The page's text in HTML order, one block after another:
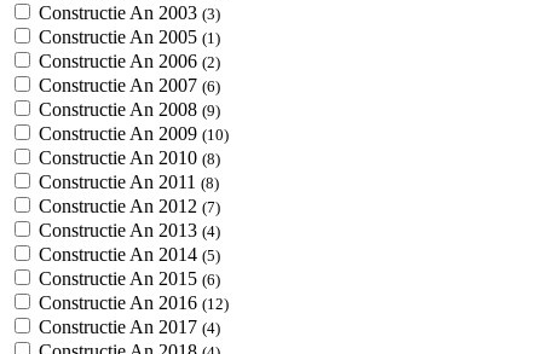
Constructie An 2003 (3)
Constructie An 2005 (1)
Constructie An 2006 (2)
Constructie An 2007 (6)
Constructie An 2008 (9)
Constructie An 2009 (10)
Constructie An 2010 (8)
Constructie An 2011 (8)
Constructie An 2012 (7)
Constructie An 2013 (4)
Constructie An 2014 (5)
Constructie An 2015 (6)
Constructie An 2016 (12)
Constructie An 2017 (4)